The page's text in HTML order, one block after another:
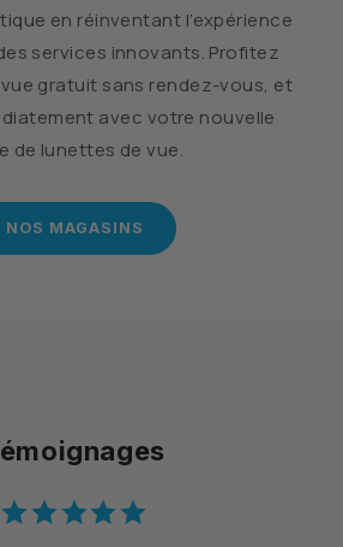
en réinventant l’expérience
services innovants. Profitez
vue gratuit sans rendez-vous, et
avec votre nouvelle
de lunettes de vue.
NOS MAGASINS